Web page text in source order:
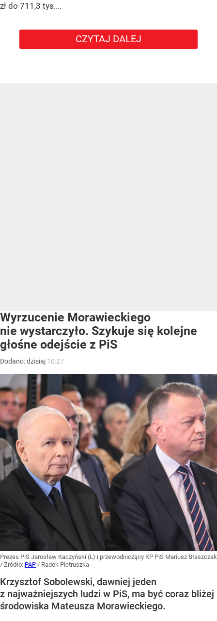
zł do 711,3 tys....
CZYTAJ DALEJ
Wyrzucenie Morawieckiego
nie wystarczyło. Szykuje się kolejne
głośne odejście z PiS
Dodano:dzisiaj 10:27
Prezes PiS Jarosław Kaczyński (L) i przewodniczący KP PiS Mariusz Błaszczak
/ Źródło: PAP / Radek Pietruszka
Krzysztof Sobolewski, dawniej jeden
z najważniejszych ludzi w PiS, ma być coraz bliżej
środowiska Mateusza Morawieckiego.